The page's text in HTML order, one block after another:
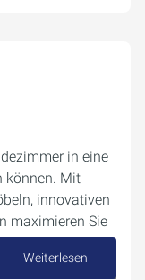
in eine
können. Mit
innovativen
maximieren Sie
eine…
Weiterlesen